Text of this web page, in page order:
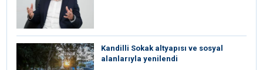
Kandilli Sokak altyapısı ve sosyal
alanlarıyla yenilendi